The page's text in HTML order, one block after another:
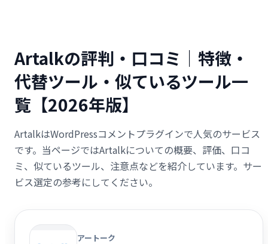
Artalkの評判・口コミ｜特徴・
代替ツール・似ているツール一
覧【2026年版】
ArtalkはWordPressコメントプラグインで人気のサービス
です。当ページではArtalkについての概要、評価、口コ
ミ、似ているツール、注意点などを紹介しています。サー
ビス選定の参考にしてください。
アートーク